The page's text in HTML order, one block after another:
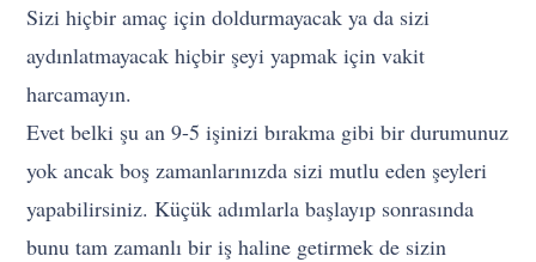
Sizi hiçbir amaç için doldurmayacak ya da sizi
aydınlatmayacak hiçbir şeyi yapmak için vakit
harcamayın.
Evet belki şu an 9-5 işinizi bırakma gibi bir durumunuz
yok ancak boş zamanlarınızda sizi mutlu eden şeyleri
yapabilirsiniz. Küçük adımlarla başlayıp sonrasında
bunu tam zamanlı bir iş haline getirmek de sizin